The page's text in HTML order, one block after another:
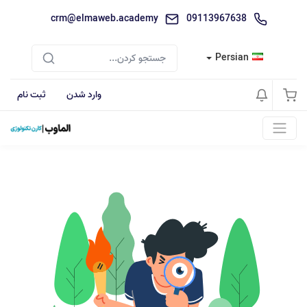
09113967638
crm@elmaweb.academy
Persian
وارد شدن ثبت نام